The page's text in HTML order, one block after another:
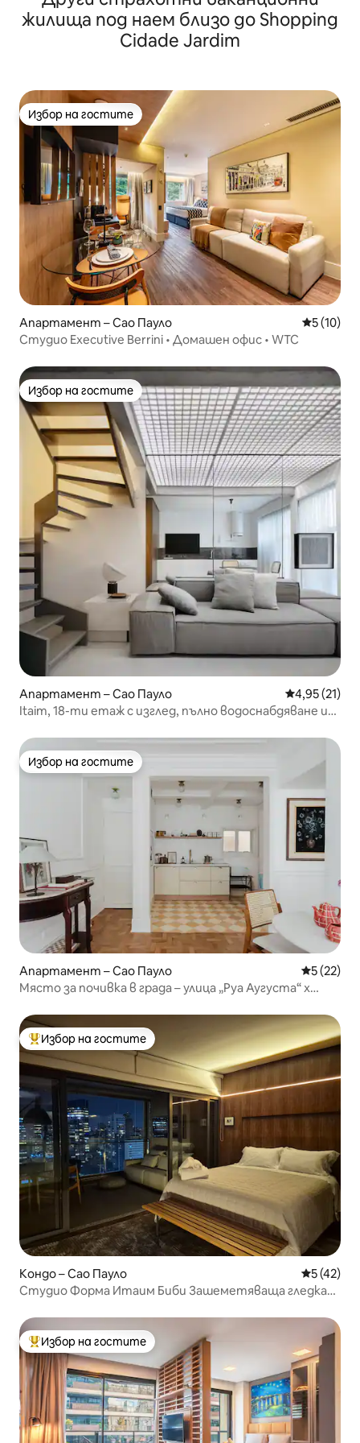
жилища под наем близо до Shopping
Cidade Jardim
Избор на гостите
Избор на гостите
Апартамент – Сао Пауло Средна
5 (10)
Студио Executive Berrini • Домашен офис • WTC
Избор на гостите
Избор на гостите
Апартамент – Сао Пауло Средна
4,95 (21)
Itaim, 18-ти етаж с изглед, пълно водоснабдяване и
Избор на гостите
Избор на гостите
Апартамент – Сао Пауло Средна
5 (22)
Място за почивка в града – улица „Руа Аугуста“ x
Най-популярен избор на гостите
Избор на гостите
Кондо – Сао Пауло Средна
5 (42)
Студио Форма Итаим Биби Зашеметяваща гледка
Най-популярен избор на гостите
Избор на гостите